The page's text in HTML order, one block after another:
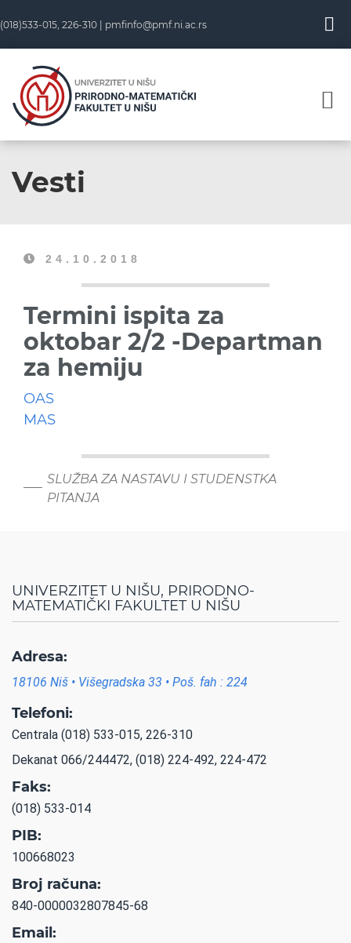
(018)533-015, 226-310 | pmfinfo@pmf.ni.ac.rs
Vesti
24.10.2018
Termini ispita za
oktobar 2/2 -Departman
za hemiju
OAS
MAS
SLUŽBA ZA NASTAVU I STUDENSTKA
PITANJA
UNIVERZITET U NIŠU, PRIRODNO-
MATEMATIČKI FAKULTET U NIŠU
Adresa:
18106 Niš • Višegradska 33 • Poš. fah : 224
Telefoni:
Centrala (018) 533-015, 226-310
Dekanat 066/244472, (018) 224-492, 224-472
Faks:
(018) 533-014
PIB:
100668023
Broj računa:
840-0000032807845-68
Email: